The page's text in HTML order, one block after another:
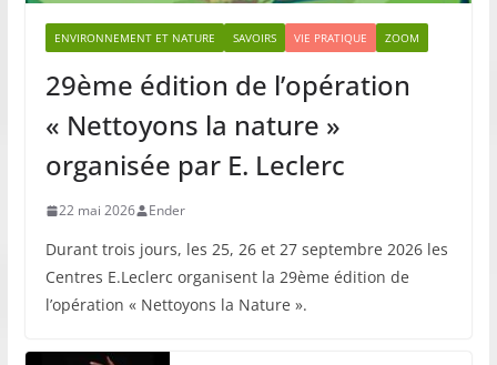
ENVIRONNEMENT ET NATURE SAVOIRS VIE PRATIQUE ZOOM
29ème édition de l’opération
« Nettoyons la nature »
organisée par E. Leclerc
22 mai 2026 Ender
Durant trois jours, les 25, 26 et 27 septembre 2026 les
Centres E.Leclerc organisent la 29ème édition de
l’opération « Nettoyons la Nature ».